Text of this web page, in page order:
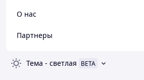
О нас
Партнеры
Тема - светлая BETA